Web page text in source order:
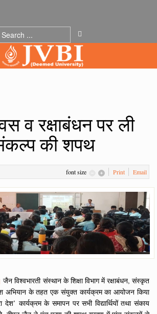
व रक्षाबंधन पर ली
की शपथ
font size Print Email
जैन विश्वभारती संस्थान के शिक्षा विभाग में रक्षाबंधन, संस्कृत
अभियान के तहत एक संयुक्त कार्यक्रम का आयोजन किया
देश’ कार्यक्रम के समापन पर सभी विद्यार्थियों तथा संकाय